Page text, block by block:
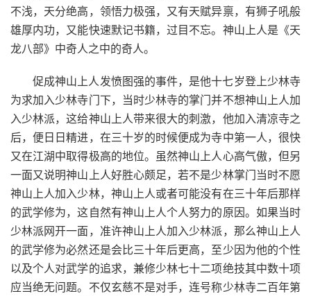
不浅，天分绝高，领悟力极强，又有天赋异禀，有狮子吼般
雄厚内功，又能快速默记书籍，过目不忘。神山上人是《天
龙八部》中奇人之中的奇人。
促成神山上人发愤图强的事件，是他十七岁登上少林寺
为求加入少林寺门下，当时少林寺的掌门并不想神山上人加
入少林派，这给神山上人带来很大的刺激，他加入清凉寺之
后，便日日精进，在三十岁的时候便成为寺中第一人，很快
又在江湖中取得极高的地位。虽然神山上人心高气傲，但另
一面又说明神山上人好胜心颇足，若不是少林掌门当时不愿
神山上人加入少林，神山上人或者可能没有在三十年后那样
的武学修为，这自然有神山上人个人努力的原因。如果当时
少林派网开一面，准许神山上人加入少林派，那么神山上人
的武学修为必然还是会比三十年后更高，至少因为他的个性
以及个人对武学的追求，兼修少林七十二项绝技其中数十项
应当绝无问题。不仅玄慈不是对手，连号称少林寺二百年第